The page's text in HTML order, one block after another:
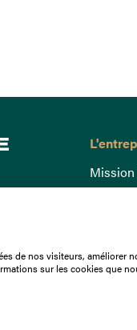
de nos visiteurs, améliorer
sur les cookies que